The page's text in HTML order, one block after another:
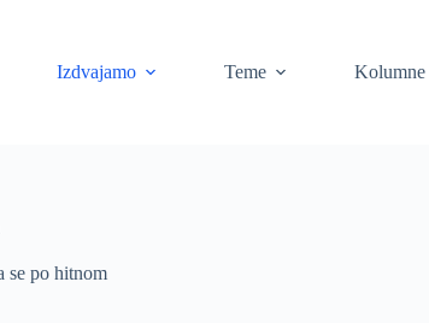
Izdvajamo Teme Kolumne
se po hitnom